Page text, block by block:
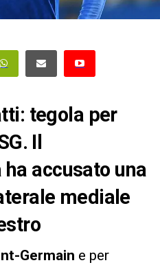
tegola per
Il
accusato una
mediale
Germain e per